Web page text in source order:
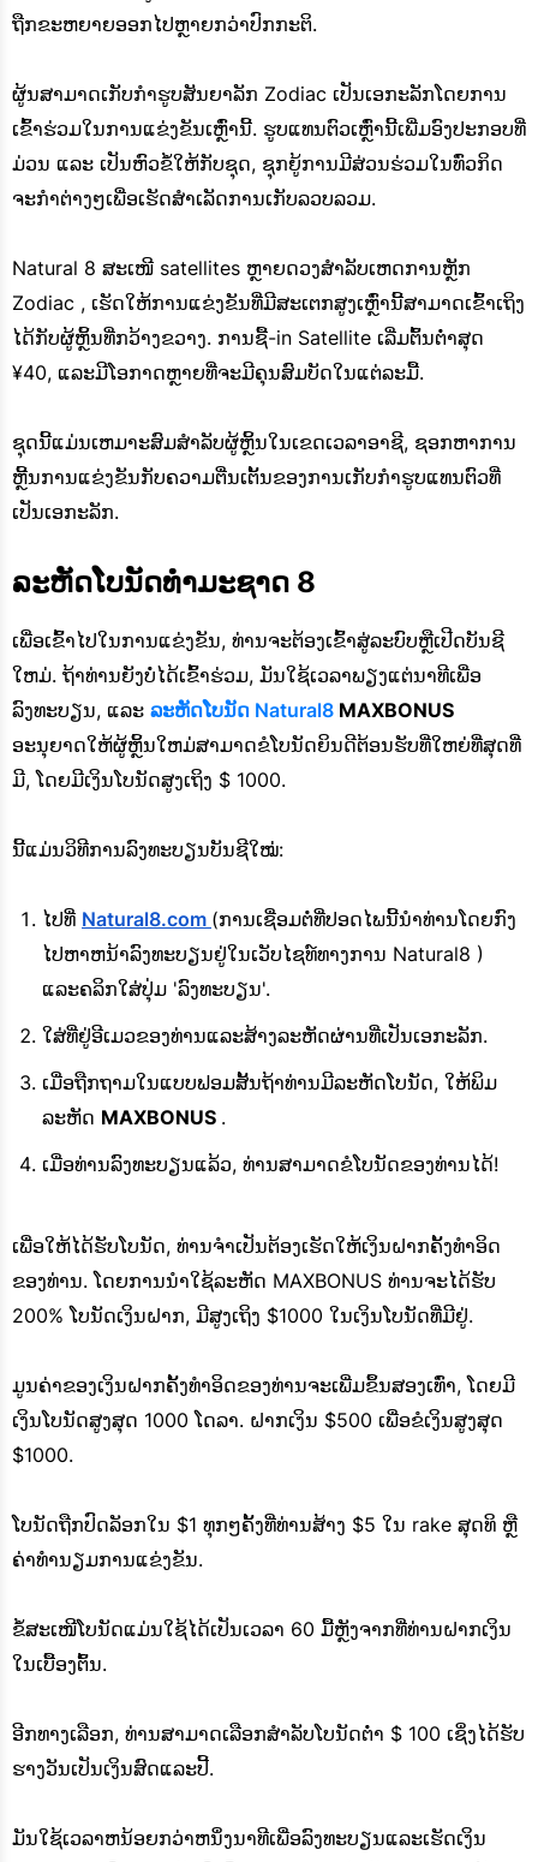
ຖືກຂະຫຍາຍອອກໄປຫຼາຍກວ່າປົກກະຕິ.
ຜູ້ນສາມາດເກັບກໍາຮູບສັນຍາລັກ Zodiac ເປັນເອກະລັກໂດຍການ
ເຂົ້າຮ່ວມໃນການແຂ່ງຂັນເຫຼົ່ານີ້. ຮູບແທນຕົວເຫຼົ່ານີ້ເພີ່ມອົງປະກອບທີ່
ມ່ວນ ແລະ ເປັນຫົວຂໍ້ໃຫ້ກັບຊຸດ, ຊຸກຍູ້ການມີສ່ວນຮ່ວມໃນທົ່ວກິດ
ຈະກໍາຕ່າງໆເພື່ອເຮັດສໍາເລັດການເກັບລວບລວມ.
Natural 8 ສະເໜີ satellites ຫຼາຍດວງສຳລັບເຫດການຫຼັກ
Zodiac , ເຮັດໃຫ້ການແຂ່ງຂັນທີ່ມີສະເຕກສູງເຫຼົ່ານີ້ສາມາດເຂົ້າເຖິງ
ໄດ້ກັບຜູ້ຫຼິ້ນທີ່ກວ້າງຂວາງ. ການຊື້-in Satellite ເລີ່ມຕົ້ນຕໍ່າສຸດ
¥40, ແລະມີໂອກາດຫຼາຍທີ່ຈະມີຄຸນສົມບັດໃນແຕ່ລະມື້.
ຊຸດນີ້ແມ່ນເຫມາະສົມສໍາລັບຜູ້ຫຼິ້ນໃນເຂດເວລາອາຊີ, ຊອກຫາການ
ຫຼີ້ນການແຂ່ງຂັນກັບຄວາມຕື່ນເຕັ້ນຂອງການເກັບກໍາຮູບແທນຕົວທີ່
ເປັນເອກະລັກ.
ລະຫັດໂບນັດທໍາມະຊາດ 8
ເພື່ອເຂົ້າໄປໃນການແຂ່ງຂັນ, ທ່ານຈະຕ້ອງເຂົ້າສູ່ລະບົບຫຼືເປີດບັນຊີ
ໃຫມ່. ຖ້າທ່ານຍັງບໍ່ໄດ້ເຂົ້າຮ່ວມ, ມັນໃຊ້ເວລາພຽງແຕ່ນາທີເພື່ອ
ລົງທະບຽນ, ແລະ ລະຫັດໂບນັດ Natural8 MAXBONUS
ອະນຸຍາດໃຫ້ຜູ້ຫຼິ້ນໃຫມ່ສາມາດຂໍໂບນັດຍິນດີຕ້ອນຮັບທີ່ໃຫຍ່ທີ່ສຸດທີ່
ມີ, ໂດຍມີເງິນໂບນັດສູງເຖິງ $ 1000.
ນີ້ແມ່ນວິທີການລົງທະບຽນບັນຊີໃໝ່:
ໄປທີ່ Natural8.com (ການເຊື່ອມຕໍ່ທີ່ປອດໄພນີ້ນໍາທ່ານໂດຍກົງ
ໄປຫາຫນ້າລົງທະບຽນຢູ່ໃນເວັບໄຊທ໌ທາງການ Natural8 )
ແລະຄລິກໃສ່ປຸ່ມ 'ລົງທະບຽນ'.
ໃສ່ທີ່ຢູ່ອີເມວຂອງທ່ານແລະສ້າງລະຫັດຜ່ານທີ່ເປັນເອກະລັກ.
ເມື່ອຖືກຖາມໃນແບບຟອມສັ້ນຖ້າທ່ານມີລະຫັດໂບນັດ, ໃຫ້ພິມ
ລະຫັດ MAXBONUS .
ເມື່ອທ່ານລົງທະບຽນແລ້ວ, ທ່ານສາມາດຂໍໂບນັດຂອງທ່ານໄດ້!
ເພື່ອໃຫ້ໄດ້ຮັບໂບນັດ, ທ່ານຈໍາເປັນຕ້ອງເຮັດໃຫ້ເງິນຝາກຄັ້ງທໍາອິດ
ຂອງທ່ານ. ໂດຍ​ການ​ນໍາ​ໃຊ້​ລະ​ຫັດ MAXBONUS ທ່ານ​ຈະ​ໄດ້​ຮັບ
200​% ໂບ​ນັດ​ເງິນ​ຝາກ​, ມີ​ສູງ​ເຖິງ $1000 ໃນ​ເງິນ​ໂບ​ນັດ​ທີ່​ມີ​ຢູ່​.
ມູນຄ່າຂອງເງິນຝາກຄັ້ງທໍາອິດຂອງທ່ານຈະເພີ່ມຂຶ້ນສອງເທົ່າ, ໂດຍມີ
ເງິນໂບນັດສູງສຸດ 1000 ໂດລາ. ຝາກເງິນ $500 ເພື່ອຂໍເງິນສູງສຸດ
$1000.
ໂບນັດຖືກປົດລັອກໃນ $1 ທຸກໆຄັ້ງທີ່ທ່ານສ້າງ $5 ໃນ rake ສຸດທິ ຫຼື
ຄ່າທໍານຽມການແຂ່ງຂັນ.
ຂໍ້ສະເໜີໂບນັດແມ່ນໃຊ້ໄດ້ເປັນເວລາ 60 ມື້ຫຼັງຈາກທີ່ທ່ານຝາກເງິນ
ໃນເບື້ອງຕົ້ນ.
ອີກທາງເລືອກ, ທ່ານສາມາດເລືອກສໍາລັບໂບນັດຕ່ໍາ $ 100 ເຊິ່ງໄດ້ຮັບ
ຮາງວັນເປັນເງິນສົດແລະປີ້.
ມັນໃຊ້ເວລາຫນ້ອຍກວ່າຫນຶ່ງນາທີເພື່ອລົງທະບຽນແລະເຮັດເງິນ